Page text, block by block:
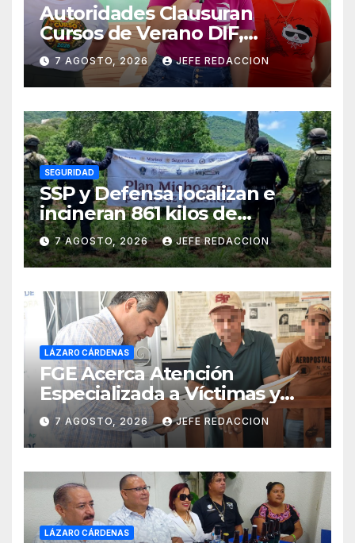
Autoridades Clausuran
Cursos de Verano DIF,
Seguridad Pública y Casa de
Cultura 2026
7 AGOSTO, 2026 JEFE REDACCION
SEGURIDAD
SSP y Defensa localizan e
incineran 861 kilos de
marihuana en Huetamo
7 AGOSTO, 2026 JEFE REDACCION
LÁZARO CÁRDENAS
FGE Acerca Atención
Especializada a Víctimas y
Ciudadanía de Coalcomán
7 AGOSTO, 2026 JEFE REDACCION
LÁZARO CÁRDENAS